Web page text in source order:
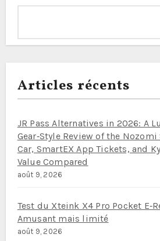
Articles récents
JR Pass Alternatives in 2026: A
Gear‑Style Review of the Nozomi
Car, SmartEX App Tickets, and
Value Compared
août 9, 2026
Test du Xteink X4 Pro Pocket
Amusant mais limité
août 9, 2026